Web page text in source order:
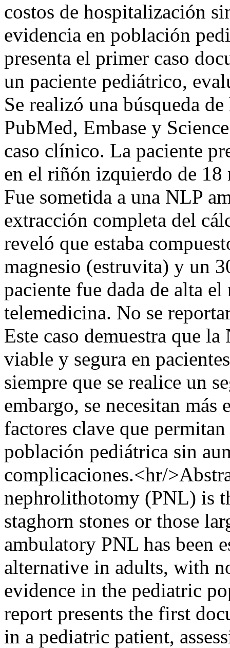
costos de hospitalización
evidencia en población
presenta el primer caso
un paciente pediátrico,
Se realizó una búsqueda
PubMed, Embase y
caso clínico. La paciente
en el riñón izquierdo de
Fue sometida a una NLP
extracción completa del
reveló que estaba
magnesio (estruvita) y un
paciente fue dada de alta
telemedicina. No se
Este caso demuestra que
viable y segura en
siempre que se realice un
embargo, se necesitan
factores clave que
población pediátrica sin
complicaciones.<hr/
nephrolithotomy (PNL) is
staghorn stones or those
ambulatory PNL has been
alternative in adults, with
evidence in the pediatric
report presents the first
in a pediatric patient,